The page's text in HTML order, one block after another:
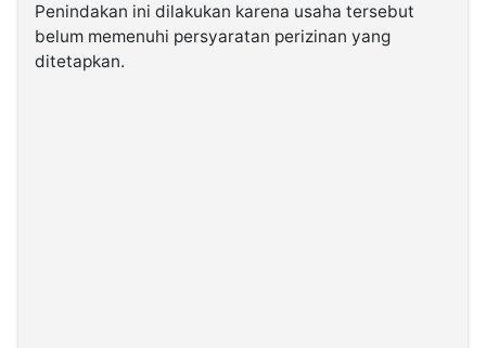
Kabarbaru
Media
Holding
Penindakan ini dilakukan karena usaha tersebut
belum memenuhi persyaratan perizinan yang
ditetapkan.